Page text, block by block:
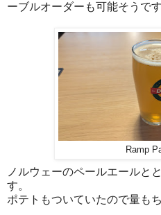
ーブルオーダーも可能そうで
Ramp
ノルウェーのペールエールと
す。
ポテトもついていたので量も